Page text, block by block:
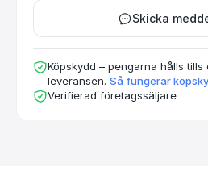
Skicka
Köpskydd – pengarna hålls
leveransen. Så fungerar
Verifierad företagssäljare